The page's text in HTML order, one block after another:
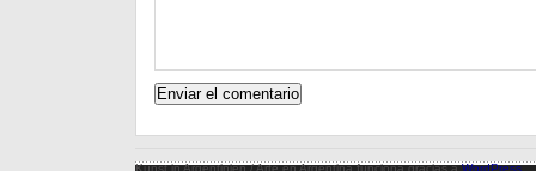
Kunst in Argentinien / Arte en Argentina funciona gracias aWordPress